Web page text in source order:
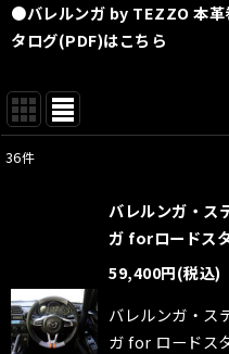
●バレルンガ by TEZZO 本革
タログ(PDF)はこちら
36件
バレルンガ・ス
ガ forロードス
59,400円(税込)
バレルンガ・ス
ガ for ロードス